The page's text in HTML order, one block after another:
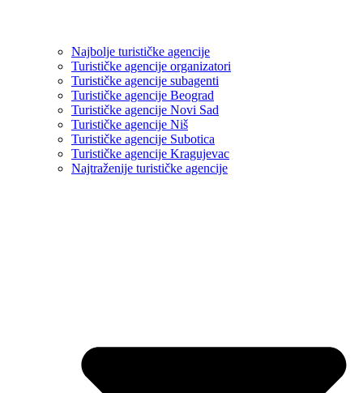
Najbolje turističke agencije
Turističke agencije organizatori
Turističke agencije subagenti
Turističke agencije Beograd
Turističke agencije Novi Sad
Turističke agencije Niš
Turističke agencije Subotica
Turističke agencije Kragujevac
Najtraženije turističke agencije